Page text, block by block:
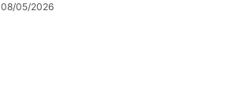
08/05/2026